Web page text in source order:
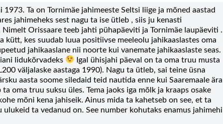
1973. Ta on Tornimäe jahimeeste Seltsi liige ja mõned aastad
jahimeheks sest nagu ta ise ütleb , siis ju kenasti
Orissaare teeb jahti pühapäeviti ja Tornimäe laupäeviti .
kütt, kes suudab luua positiivse meeleolu jahikaaslastes oma
jahikaaslane nii noorte kui vanemate jahikaaslaste seas.
lidukõrvadeks
Igal ühisjahi päeval on ta oma truu musta
väljalaske aastaga 1990). Nagu ta ütleb, sai teine üsna
aasta soome siledaid teid nautida enne kui Saaremaale ära
oma truu suksu üles. Tema jaoks iga mõlk ja kraaps osake
mõni kena jahiseik. Ainus mida ta kahetseb on see, et ta
ta vedanud on. See number kohutaks enamus jahimehi